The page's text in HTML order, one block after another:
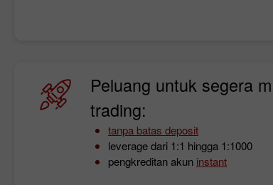
Peluang untuk segera
trading:
tanpa batas deposit
leverage dari 1:1 hingga 1:1000
pengkreditan akun instant